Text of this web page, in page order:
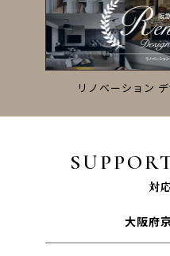
リノベーション
対
大阪府